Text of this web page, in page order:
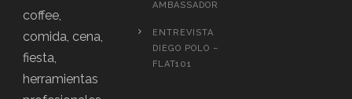
coffee,
comida, cena,
fiesta,
herramientas
AMBASSADOR
ENTREVISTA
DIEGO POLO –
FLAT101